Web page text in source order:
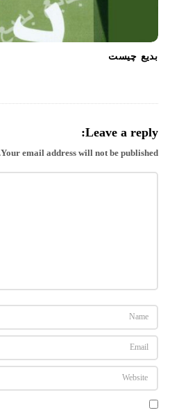
بدیع چیست
Leave a reply:
Your email address will not be published.